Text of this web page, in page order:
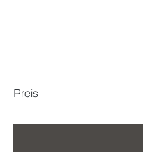
Preis